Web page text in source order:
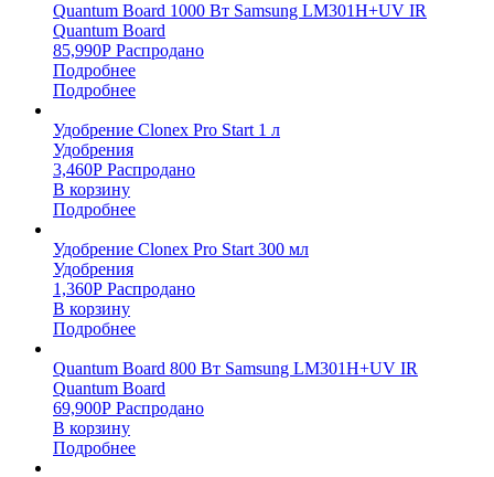
Quantum Board 1000 Вт Samsung LM301H+UV IR
Quantum Board
85,990Р Распродано
Подробнее
Подробнее
Удобрение Clonex Pro Start 1 л
Удобрения
3,460Р Распродано
В корзину
Подробнее
Удобрение Clonex Pro Start 300 мл
Удобрения
1,360Р Распродано
В корзину
Подробнее
Quantum Board 800 Вт Samsung LM301H+UV IR
Quantum Board
69,900Р Распродано
В корзину
Подробнее